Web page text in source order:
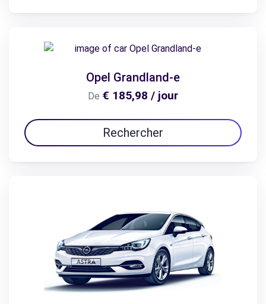
Opel Grandland-e
De € 185,98 / jour
Rechercher